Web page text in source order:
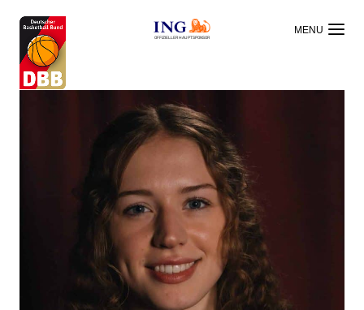
OFFIZIELLER HAUPTSPONSOR